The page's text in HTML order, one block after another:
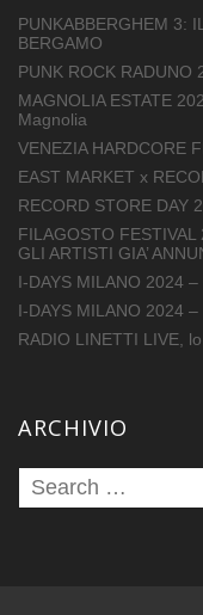
PUNKABBERGHEM 3:
BERGAMO
PUNK ROCK
MAGNOLIA ESTATE
Magnolia
VENEZIA HARDCORE
EAST MARKET x
RECORD STORE DAY
FILAGOSTO FESTIVAL
GLI ARTISTI GIA’
I-DAYS MILANO 2024
I-DAYS MILANO 2024
RADIO LINETTI LIVE,
ARCHIVIO